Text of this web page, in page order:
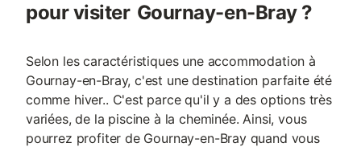
pour visiter Gournay-en-Bray ?
Selon les caractéristiques une accommodation à
Gournay-en-Bray, c'est une destination parfaite été
comme hiver.. C'est parce qu'il y a des options très
variées, de la piscine à la cheminée. Ainsi, vous
pourrez profiter de Gournay-en-Bray quand vous